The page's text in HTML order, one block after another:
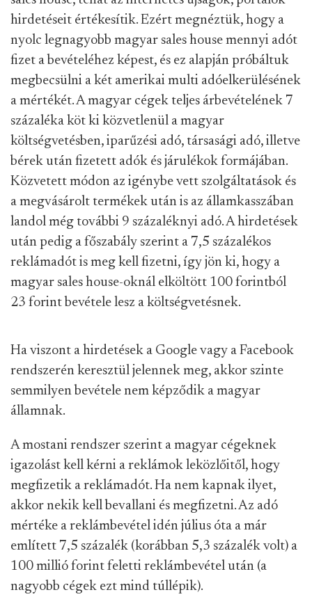
hirdetéseit értékesítik. Ezért megnéztük, hogy a
nyolc legnagyobb magyar sales house mennyi adót
fizet a bevételéhez képest, és ez alapján próbáltuk
megbecsülni a két amerikai multi adóelkerülésének
a mértékét. A magyar cégek teljes árbevételének 7
százaléka köt ki közvetlenül a magyar
költségvetésben, iparűzési adó, társasági adó, illetve
bérek után fizetett adók és járulékok formájában.
Közvetett módon az igénybe vett szolgáltatások és
a megvásárolt termékek után is az államkasszában
landol még további 9 százaléknyi adó. A hirdetések
után pedig a főszabály szerint a 7,5 százalékos
reklámadót is meg kell fizetni, így jön ki, hogy a
magyar sales house-oknál elköltött 100 forintból
23 forint bevétele lesz a költségvetésnek.
Ha viszont a hirdetések a Google vagy a Facebook
rendszerén keresztül jelennek meg, akkor szinte
semmilyen bevétele nem képződik a magyar
államnak.
A mostani rendszer szerint a magyar cégeknek
igazolást kell kérni a reklámok leközlőitől, hogy
megfizetik a reklámadót. Ha nem kapnak ilyet,
akkor nekik kell bevallani és megfizetni. Az adó
mértéke a reklámbevétel idén július óta a már
említett 7,5 százalék (korábban 5,3 százalék volt) a
100 millió forint feletti reklámbevétel után (a
nagyobb cégek ezt mind túllépik).